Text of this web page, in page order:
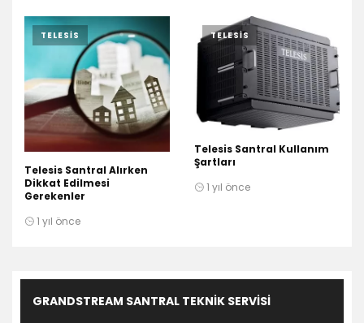
TELESIS
Telesis Santral Alırken
Dikkat Edilmesi
Gerekenler
1 yıl önce
TELESIS
Telesis Santral Kullanım
Şartları
1 yıl önce
GRANDSTREAM SANTRAL TEKNIK SERVISI